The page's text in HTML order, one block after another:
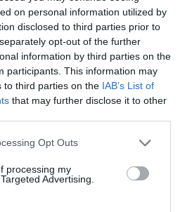
on personal information utilized by
disclosed to third parties prior to
opt-out of the further
information by third parties on the
participants. This information may
to third parties on the IAB’s List of
that may further disclose it to other
Opt Outs
processing my
Advertising.